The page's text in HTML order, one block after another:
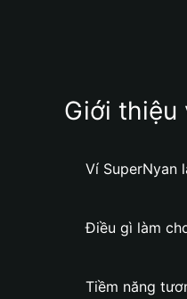
Giới thiệu
Ví SuperNyan
Điều gì làm
Tiềm năng